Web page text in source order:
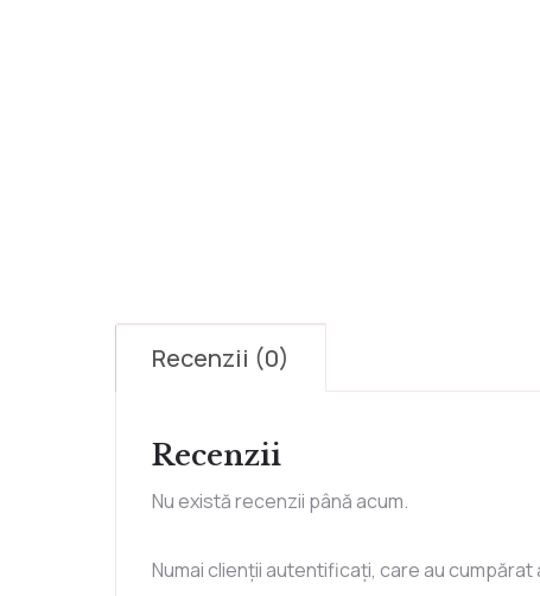
Recenzii (0)
Recenzii
Nu există recenzii până acum.
Numai clienții autentificați, care au